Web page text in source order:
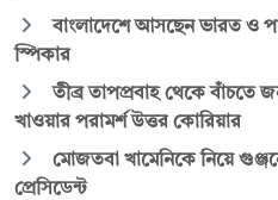
বাংলাদেশে আসছেন ভারত ও
স্পিকার
তীব্র তাপপ্রবাহ থেকে
খাওয়ার পরামর্শ উত্তর কোরিয়ার
মোজতবা খামেনিকে নিয়ে
প্রেসিডেন্ট